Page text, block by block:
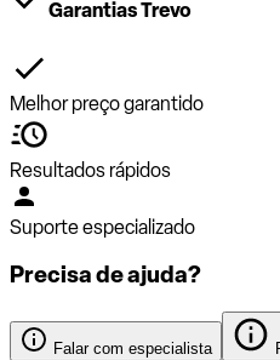
Garantias Trevo
Melhor preço garantido
Resultados rápidos
Suporte especializado
Precisa de ajuda?
Falar com especialista